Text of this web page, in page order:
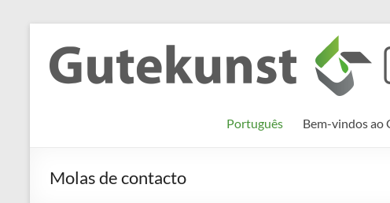
content
Gutekunst
Formfedern
Informationen
und
Wissenswertes
Português Bem-vindos ao
Molas de contacto